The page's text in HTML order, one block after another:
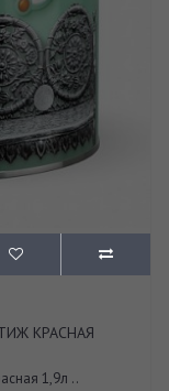
КРАСНАЯ
1,9л ..